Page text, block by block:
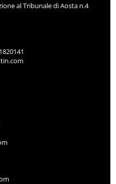
al Tribunale di Aosta n.4